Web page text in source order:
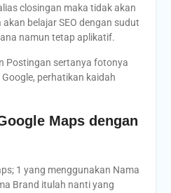
closingan maka tidak akan
belajar SEO dengan sudut
namun tetap aplikatif.
Postingan sertanya fotonya
perhatikan kaidah
Maps dengan
1 yang menggunakan Nama
Brand itulah nanti yang